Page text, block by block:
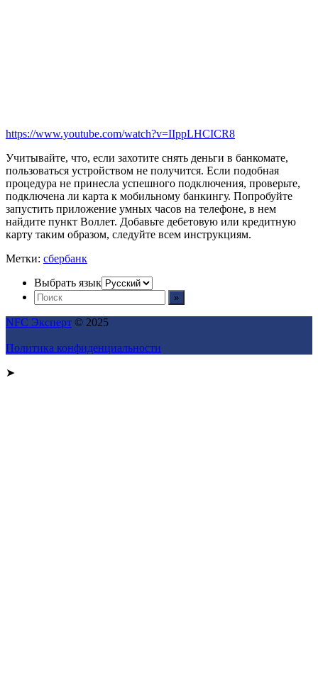
https://www.youtube.com/watch?v=IIppLHCICR8
Учитывайте, что, если захотите снять деньги в банкомате,
пользоваться устройством не получится. Если подобная
процедура не принесла успешного подключения, проверьте,
подключена ли карта к мобильному банкингу. Попробуйте
запустить приложение умных часов на телефоне, в нем
найдите пункт Воллет. Добавьте дебетовую или кредитную
карту таким образом, следуйте всем инструкциям.
Метки: сбербанк
Выбрать язык
NFC Эксперт © 2025
Политика конфиденциальности
➤